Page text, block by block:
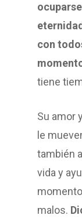
con
tiene
Su amor
le
también
vida y
malos.